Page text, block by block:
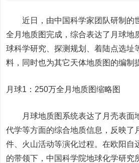
近日，由中国科学家团队研制的
全月地质图完成，综合表达了月球地
球科学研究、探测规划、着陆点选址
料，同时也为其它天体地质图的编制
月球1：250万全月地质图缩略图
月球地质图系统表达了月壳表面
代学等方面的综合地质信息，反映了
件、火山活动等演化过程。在欧阳自
的带领下，中国科学院地球化学研究